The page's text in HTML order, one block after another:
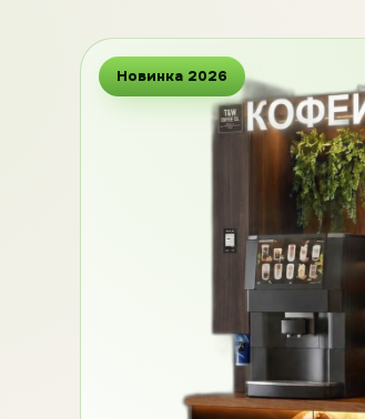
Новинка 2026